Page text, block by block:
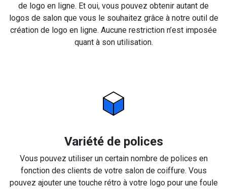
de logo en ligne. Et oui, vous pouvez obtenir autant de
logos de salon que vous le souhaitez grâce à notre outil de
création de logo en ligne. Aucune restriction n’est imposée
quant à son utilisation.
Variété de polices
Vous pouvez utiliser un certain nombre de polices en
fonction des clients de votre salon de coiffure. Vous
pouvez ajouter une touche rétro à votre logo pour une foule